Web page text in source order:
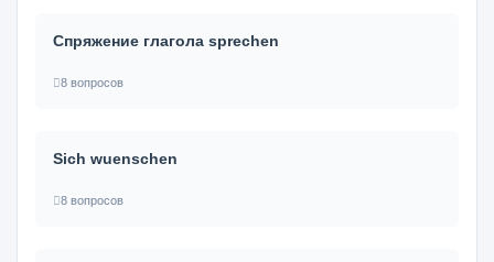
Спряжение глагола sprechen
8 вопросов
Sich wuenschen
8 вопросов